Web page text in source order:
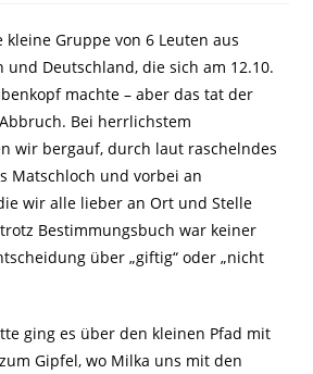
kleine Gruppe von 6 Leuten aus
und Deutschland, die sich am 12.10.
machte – aber das tat der
Bei herrlichstem
wir bergauf, durch laut raschelndes
Matschloch und vorbei an
wir alle lieber an Ort und Stelle
Bestimmungsbuch war keiner
über „giftig“ oder „nicht
ging es über den kleinen Pfad mit
Gipfel, wo Milka uns mit den